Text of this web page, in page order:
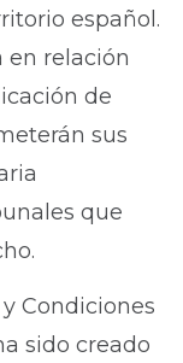
español.
en relación
de
sus
que
Condiciones
sido creado